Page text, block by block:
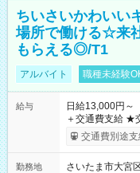
ちいさいかわいい
場所で働ける☆来
もらえる◎/T1
アルバイト 職種未経験
給与
日給13,000円～
＋交通費支給 ★交通費全額支給！ ┗案件により規定あり ★日払
いOK！（規定
ンビニATMから 日払
交通費別途支
勤務地
さいたま市大宮